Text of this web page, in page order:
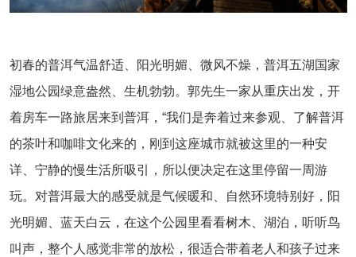
初春的普洱气温舒适、阳光明媚、微风不燥，普洱五湖国家
湿地公园绿意盎然、生机勃勃。郭先生一家从重庆出发，开
着房车一路旅居来到普洱，“我们是奔着过来参观、了解普洱
的茶叶和咖啡文化来的，刚到这座城市就被这里的一种安
详、宁静的慢生活所吸引，所以便决定在这里停留一周游
玩。对普洱最大的感受就是气候暖和、自然环境特别好，阳
光明媚、蓝天白云，在这个公园里看看树木、湖泊，听听鸟
叫声，整个人感觉非常的放松，很适合带着老人和孩子过来